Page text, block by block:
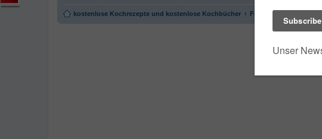
kostenlose Kochrezepte und kostenlose Kochbücher Foren-Übersicht